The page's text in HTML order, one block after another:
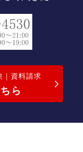
｜資料請求
ら